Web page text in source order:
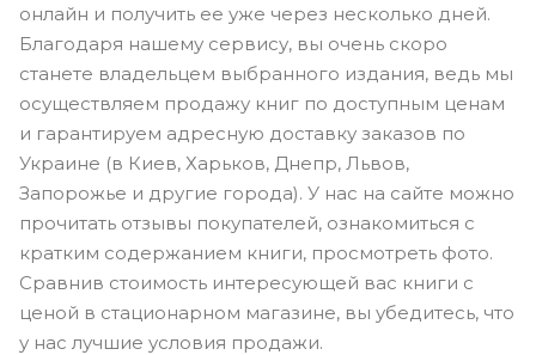
онлайн и получить ее уже через несколько дней.
Благодаря нашему сервису, вы очень скоро
станете владельцем выбранного издания, ведь мы
осуществляем продажу книг по доступным ценам
и гарантируем адресную доставку заказов по
Украине (в Киев, Харьков, Днепр, Львов,
Запорожье и другие города). У нас на сайте можно
прочитать отзывы покупателей, ознакомиться с
кратким содержанием книги, просмотреть фото.
Сравнив стоимость интересующей вас книги с
ценой в стационарном магазине, вы убедитесь, что
у нас лучшие условия продажи.